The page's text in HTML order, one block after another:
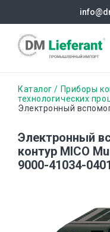
основному
Строка
навигации
Каталог
Приборы
технологических
Электронный
Электронный
контур MICO
9000-41034-